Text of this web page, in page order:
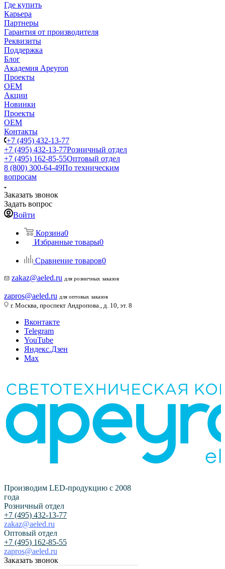
Где купить
Карьера
Партнеры
Гарантия от производителя
Реквизиты
Поддержка
Блог
Академия Apeyron
Проекты
ОЕМ
Акции
Новинки
Проекты
ОЕМ
Контакты
+7 (495) 432-13-77
+7 (495) 432-13-77Розничный отдел
+7 (495) 162-85-55Оптовый отдел
8 (800) 300-64-49По техническим
вопросам
Заказать звонок
Задать вопрос
Войти
Корзина0
Избранные товары0
Сравнение товаров0
zakaz@aeled.ru для розничных заказов
zapros@aeled.ru для оптовых заказов
г. Москва, проспект Андропова., д. 10, эт. 8
Вконтакте
Telegram
YouTube
Яндекс.Дзен
Max
Производим LED-продукцию с 2008
года
Розничный отдел
+7 (495) 432-13-77
zakaz@aeled.ru
Оптовый отдел
+7 (495) 162-85-55
zapros@aeled.ru
Заказать звонок